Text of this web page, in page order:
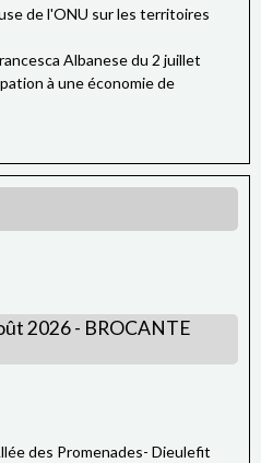
de l'ONU sur les territoires
Albanese du 2 juillet
à une économie de
2026 - BROCANTE
des Promenades- Dieulefit